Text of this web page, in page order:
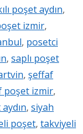
poşet aydın,
izmir,
, posetci
, saplı poşet
, şeffaf
poşet izmir,
, siyah
poşet, takviyeli